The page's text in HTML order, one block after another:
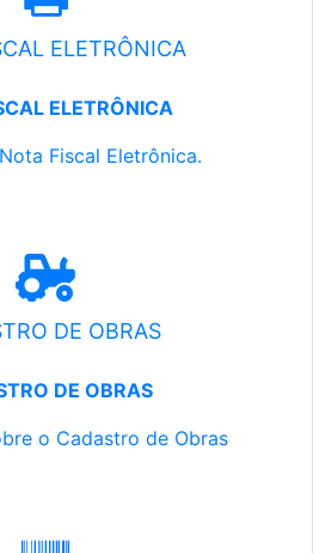
ELETRÔNICA
ELETRÔNICA
Fiscal Eletrônica.
DE OBRAS
DE OBRAS
o Cadastro de Obras